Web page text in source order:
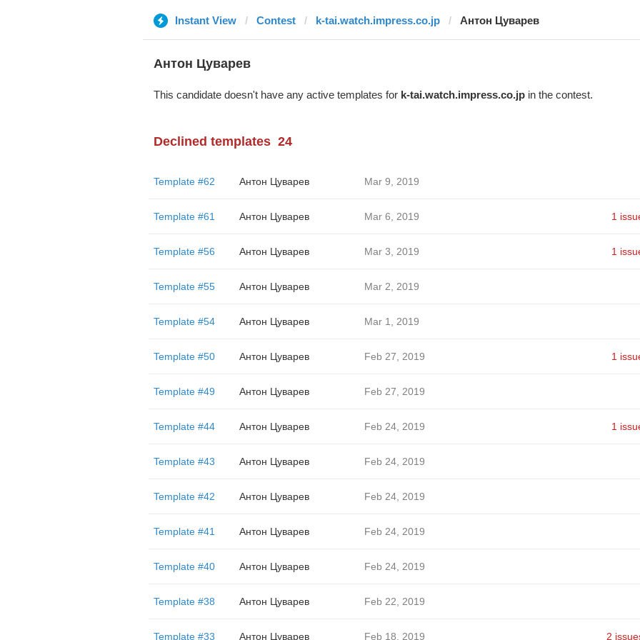
Instant View Contest k-tai.watch.impress.co.jp Антон Цуварев
Антон Цуварев
This candidate doesn't have any active templates for k-tai.watch.impress.co.jpin the contest.
Declined templates 24
Template #62 Антон Цуварев Mar 9, 2019
Template #61 Антон Цуварев Mar 6, 2019 1
Template #56 Антон Цуварев Mar 3, 2019 1
Template #55 Антон Цуварев Mar 2, 2019
Template #54 Антон Цуварев Mar 1, 2019
Template #50 Антон Цуварев Feb 27, 2019 1
Template #49 Антон Цуварев Feb 27, 2019
Template #44 Антон Цуварев Feb 24, 2019 1
Template #43 Антон Цуварев Feb 24, 2019
Template #42 Антон Цуварев Feb 24, 2019
Template #41 Антон Цуварев Feb 24, 2019
Template #40 Антон Цуварев Feb 24, 2019
Template #38 Антон Цуварев Feb 22, 2019
Template #33 Антон Цуварев Feb 18, 2019 2